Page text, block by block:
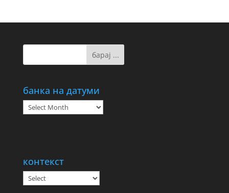
банка на датуми
банка
на
контекст